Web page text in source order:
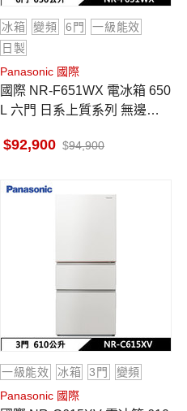
冰箱 變頻 6門
一級能效
日製
Panasonic 國際
國際 NR-F651WX 電冰箱 650
L 六門 日系上質系列 無邊框
92,900 94,900
一級能效 冰箱 3門
變頻
Panasonic 國際